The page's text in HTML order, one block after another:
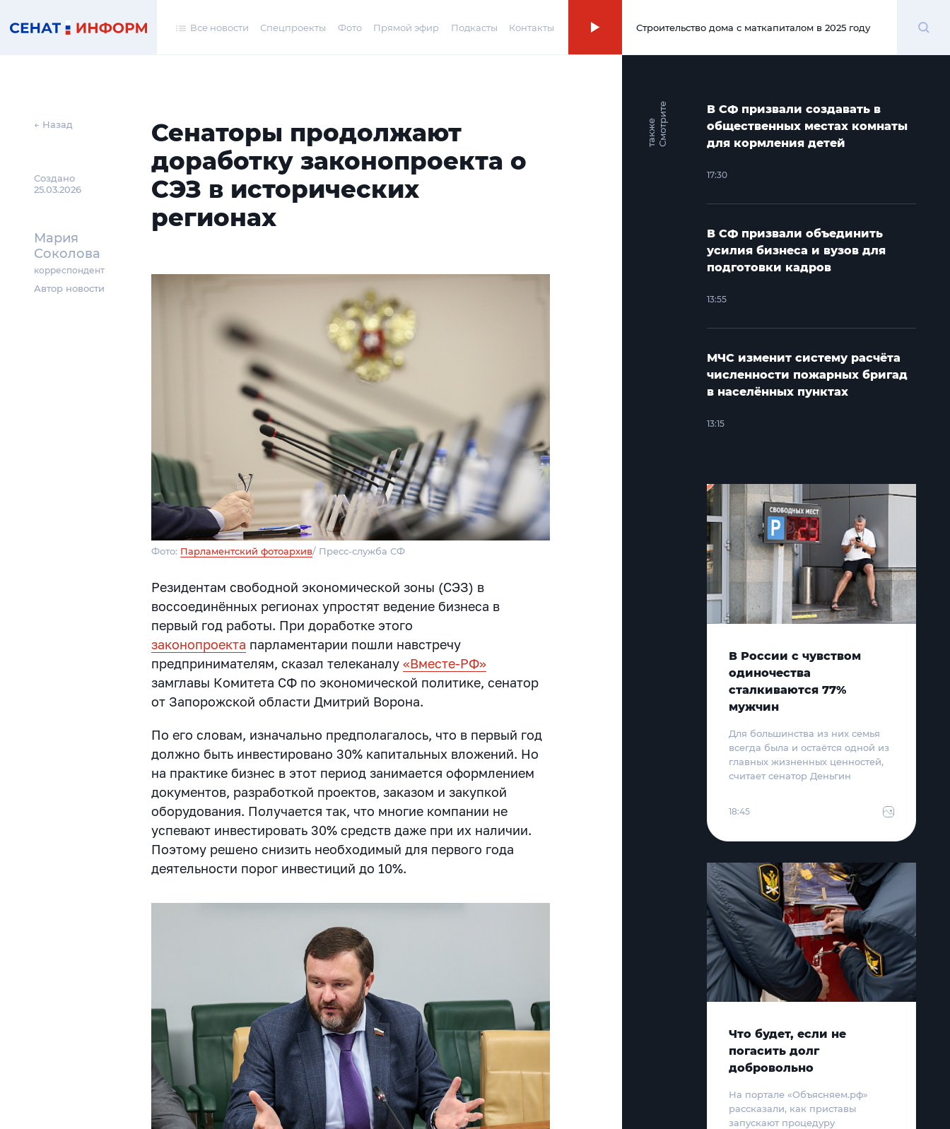
Все новости Спецпроекты Фото Прямой эфир Подкасты Контакты 00:00
Строительство дома с маткапиталом в 2025 году
← Назад
Создано
25.03.2026
Мария
Соколова
корреспондент
Автор новости
Сенаторы продолжают
доработку законопроекта о
СЭЗ в исторических
регионах
Фото: Парламентский фотоархив/ Пресс-служба СФ
Резидентам свободной экономической зоны (СЭЗ) в
воссоединённых регионах упростят ведение бизнеса в
первый год работы. При доработке этого
законопроекта парламентарии пошли навстречу
предпринимателям, сказал телеканалу«Вместе-РФ»
замглавы Комитета СФ по экономической политике, сенатор
от Запорожской области Дмитрий Ворона.
По его словам, изначально предполагалось, что в первый год
должно быть инвестировано 30% капитальных вложений. Но
на практике бизнес в этот период занимается оформлением
документов, разработкой проектов, заказом и закупкой
оборудования. Получается так, что многие компании не
успевают инвестировать 30% средств даже при их наличии.
Поэтому решено снизить необходимый для первого года
деятельности порог инвестиций до 10%.
С
м
о
т
р и
т
е
т
а
к
ж
е
В СФ призвали создавать в
общественных местах комнаты
для кормления детей
17:30
В СФ призвали объединить
усилия бизнеса и вузов для
подготовки кадров
13:55
МЧС изменит систему расчёта
численности пожарных бригад
в населённых пунктах
13:15
В России с чувством
одиночества
сталкиваются 77%
мужчин
Для большинства из них семья
всегда была и остаётся одной из
главных жизненных ценностей,
считает сенатор Деньгин
18:45
Что будет, если не
погасить долг
добровольно
На портале «Объясняем.рф»
рассказали, как приставы
запускают процедуру